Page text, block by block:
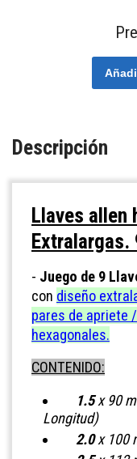
Descripción
Llaves allen
Extralargas.
- Juego de 9
con diseño
pares de apriete
hexagonales.
CONTENIDO:
1.5x 90
Longitud)
2.0x 100